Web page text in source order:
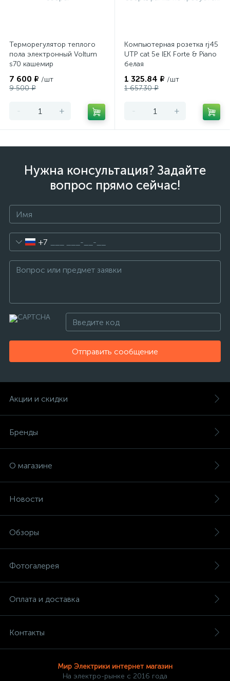
Терморегулятор теплого
пола электронный Voltum
s70 кашемир
7 600 ₽ /шт
9 500 ₽
- +
Компьютерная розетка rj45
UTP cat 5e IEK Forte & Piano
белая
1 325.84 ₽ /шт
1 657.30 ₽
- +
Нужна консультация? Задайте
вопрос прямо сейчас!
+7
Отправить сообщение
Акции и скидки
Бренды
О магазине
Новости
Обзоры
Фотогалерея
Оплата и доставка
Контакты
Мир Электрики интернет магазин
На электро-рынке с 2016 года